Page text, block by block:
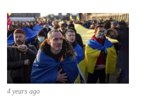
4 years ago